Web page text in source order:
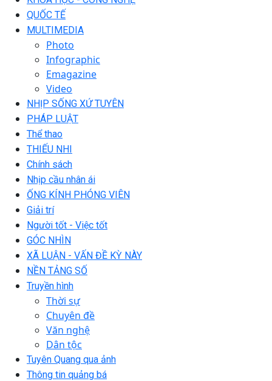
QUỐC TẾ
MULTIMEDIA
Photo
Infographic
Emagazine
Video
NHỊP SỐNG XỨ TUYÊN
PHÁP LUẬT
Thể thao
THIẾU NHI
Chính sách
Nhịp cầu nhân ái
ỐNG KÍNH PHÓNG VIÊN
Giải trí
Người tốt - Việc tốt
GÓC NHÌN
XÃ LUẬN - VẤN ĐỀ KỲ NÀY
NỀN TẢNG SỐ
Truyền hình
Thời sự
Chuyên đề
Văn nghệ
Dân tộc
Tuyên Quang qua ảnh
Thông tin quảng bá